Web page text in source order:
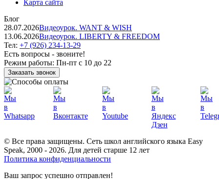
Карта сайта
Блог
28.07.2026Видеоурок. WANT & WISH
13.06.2026Видеоурок. LIBERTY & FREEDOM
Тел: +7 (926) 234-13-29
Есть вопросы - звоните!
Режим работы: Пн-пт с 10 до 22
Заказать звонок
© Все права защищены. Сеть школ английского языка Easy
Speak, 2000 - 2026. Для детей старше 12 лет
Политика конфиденциальности
Ваш запрос успешно отправлен!